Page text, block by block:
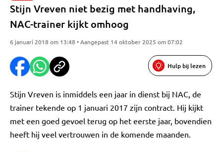
Stijn Vreven niet bezig met handhaving,
NAC-trainer kijkt omhoog
6 januari 2018 om 13:48 • Aangepast 14 oktober 2025 om 07:02
Hulp bij lezen
Stijn Vreven is inmiddels een jaar in dienst bij NAC, de
trainer tekende op 1 januari 2017 zijn contract. Hij kijkt
met een goed gevoel terug op het eerste jaar, bovendien
heeft hij veel vertrouwen in de komende maanden.